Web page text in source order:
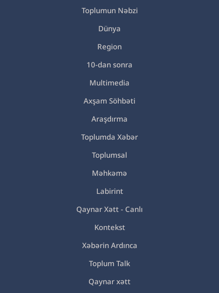
Toplumun Nəbzi
Dünya
Region
10-dan sonra
Multimedia
Axşam Söhbəti
Araşdırma
Toplumda Xəbər
Toplumsal
Məhkəmə
Labirint
Qaynar Xətt - Canlı
Kontekst
Xəbərin Ardınca
Toplum Talk
Qaynar xətt